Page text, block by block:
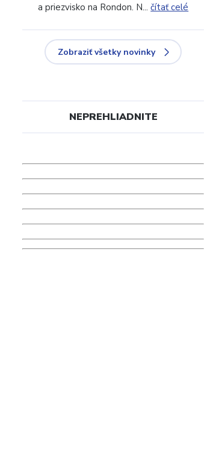
a priezvisko na Rondon. N...čítať celé
Zobraziť všetky novinky
NEPREHLIADNITE